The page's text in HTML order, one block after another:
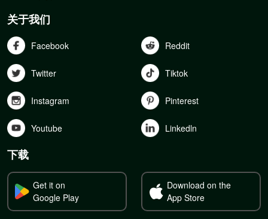
关于我们
Facebook Reddit
Twitter Tiktok
Instagram Pinterest
Youtube Linkedln
下载
Get it on
Google Play
Download on the
App Store